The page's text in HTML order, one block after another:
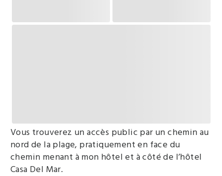
Vous trouverez un accès public par un chemin au
nord de la plage, pratiquement en face du
chemin menant à mon hôtel et à côté de l’hôtel
Casa Del Mar.